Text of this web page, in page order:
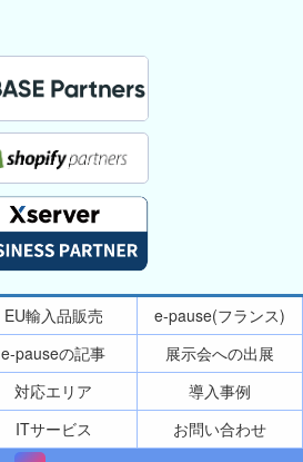
EU輸入品販売
e-pause(フランス)
e-pauseの記事
展示会への出展
対応エリア
導入事例
ITサービス お問い合わせ